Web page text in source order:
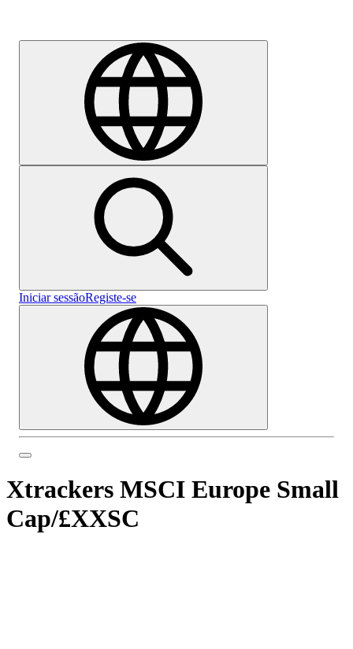
Iniciar sessãoRegiste-se
Xtrackers MSCI Europe Small
Cap/£XXSC